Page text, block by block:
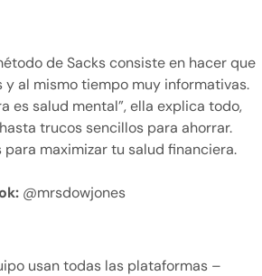
de Sacks consiste en hacer que
al mismo tiempo muy informativas.
es salud mental”, ella explica todo,
trucos sencillos para ahorrar.
maximizar tu salud financiera.
@mrsdowjones
usan todas las plataformas –